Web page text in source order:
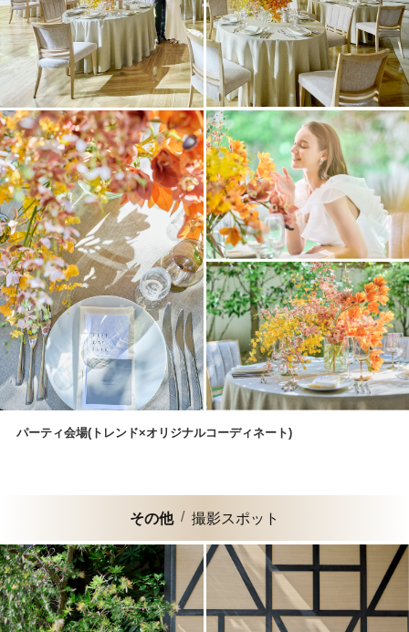
パーティ会場(トレンド×オリジナルコーディネート)
その他 撮影スポット